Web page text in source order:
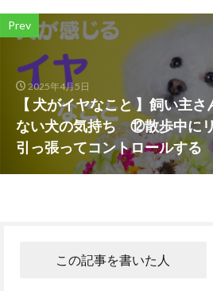
Prev
2025年4月5日
【 犬がイヤなこと 】飼い主さ
ない犬の気持ち ⑫散歩中に
引っ張ってコントロールする
この記事を書いた人